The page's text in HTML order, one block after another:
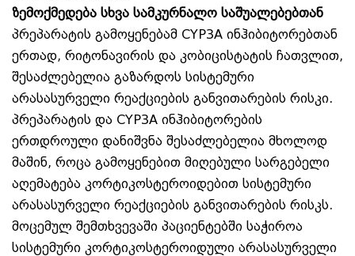
ზემოქმედება სხვა სამკურნალო საშუალებებთან
პრეპარატის გამოყენებამ CYP3A ინჰიბიტორებთან
ერთად, რიტონავირის და კობიცისტატის ჩათვლით,
შესაძლებელია გაზარდოს სისტემური
არასასურველი რეაქციების განვითარების რისკი.
პრეპარატის და CYP3A ინჰიბიტორების
ერთდროული დანიშვნა შესაძლებელია მხოლოდ
მაშინ, როცა გამოყენებით მიღებული სარგებელი
აღემატება კორტიკოსტეროიდებით სისტემური
არასასურველი რეაქციების განვითარების რისკს.
მოცემულ შემთხვევაში პაციენტებში საჭიროა
სისტემური კორტიკოსტეროიდული არასასურველი